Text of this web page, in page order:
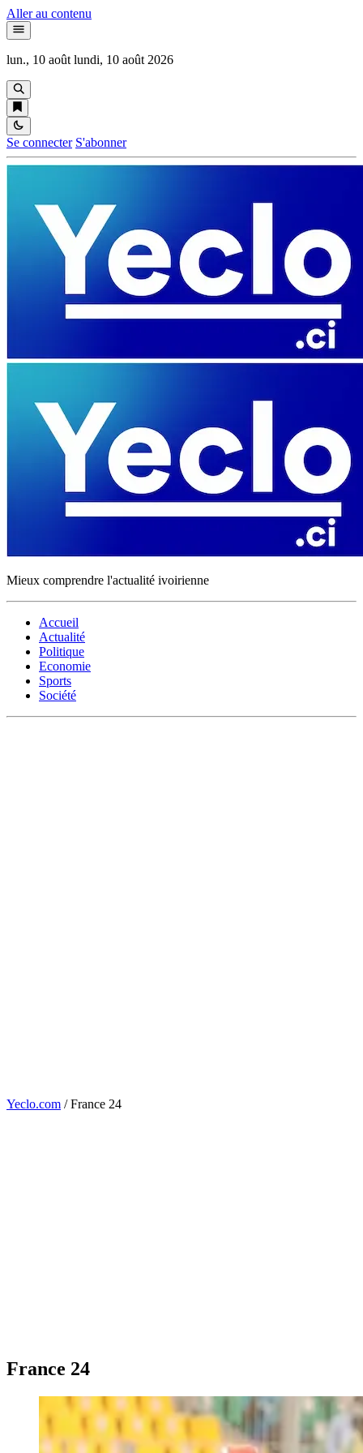
Aller au contenu
lun., 10 août lundi, 10 août 2026
Se connecter S'abonner
Mieux comprendre l'actualité ivoirienne
Accueil
Actualité
Politique
Economie
Sports
Société
Yeclo.com / France 24
France 24